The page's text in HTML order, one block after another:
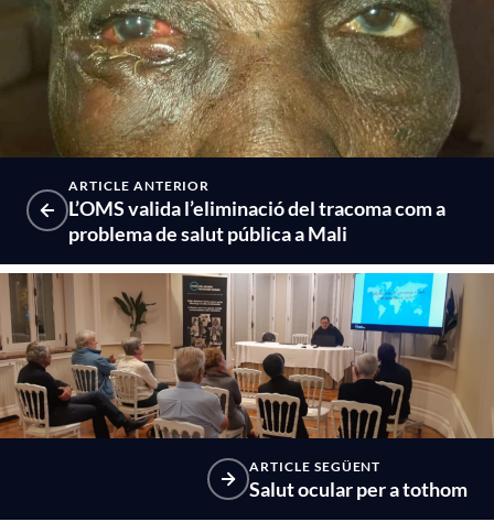
ARTICLE ANTERIOR
L’OMS valida l’eliminació del tracoma com a
problema de salut pública a Mali
ARTICLE SEGÜENT
Salut ocular per a tothom